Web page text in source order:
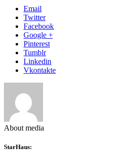
Email
Twitter
Facebook
Google +
Pinterest
Tumblr
Linkedin
Vkontakte
About media
StarHaus: